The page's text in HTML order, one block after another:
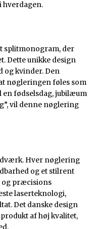
hverdagen.
splitmonogram, der
Dette unikke design
og kvinder. Den
nøgleringen føles som
en fødselsdag, jubilæum
vil denne nøglering
Hver nøglering
og et stilrent
og præcisions
laserteknologi,
Det danske design
af høj kvalitet,